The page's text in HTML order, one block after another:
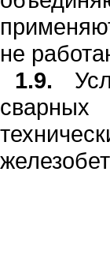
не
1.9.
сварных